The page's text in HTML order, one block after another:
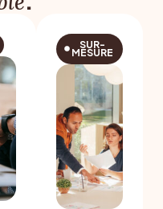
SUR-
MESURE